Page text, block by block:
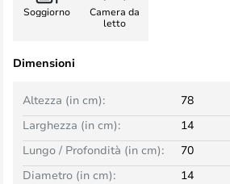
Soggiorno
Camera da
letto
Dimensioni
Larghezza (in cm): 14
Altezza (in cm): 78
Lungo / Profondità (in cm):
70
Diametro (in cm):
14